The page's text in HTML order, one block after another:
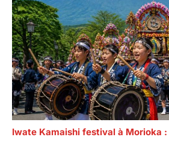
Iwate Kamaishi festival à Morioka